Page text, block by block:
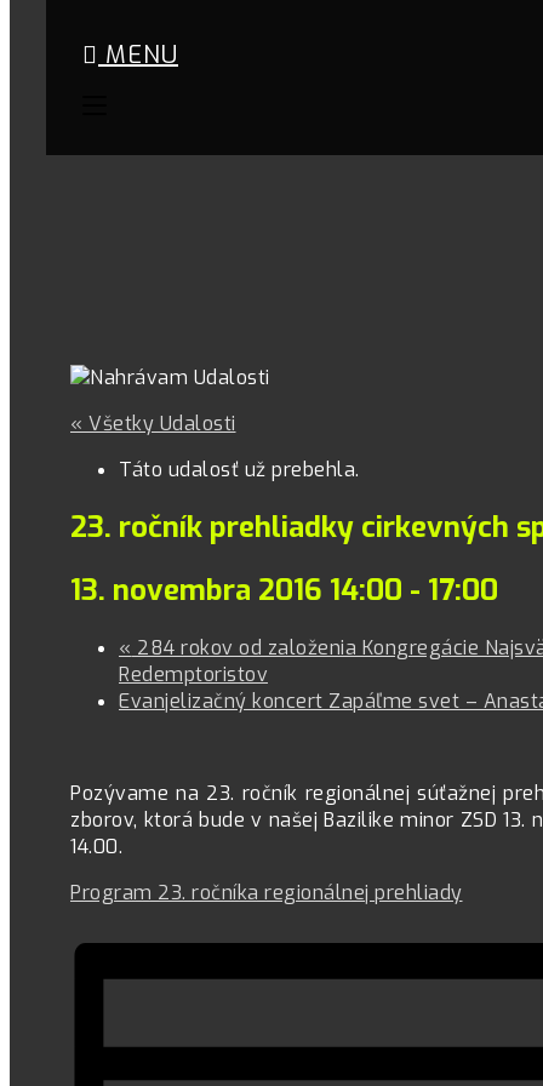
MENU
« Všetky Udalosti
Táto udalosť už prebehla.
23. ročník prehliadky cirkevných
13. novembra 2016 14:00 - 17:00
« 284 rokov od založenia Kongregácie
Redemptoristov
Evanjelizačný koncert Zapáľme svet –
Pozývame na 23. ročník regionálnej súťažnej
zborov, ktorá bude v našej Bazilike minor ZSD 13.
14.00.
Program 23. ročníka regionálnej prehliady